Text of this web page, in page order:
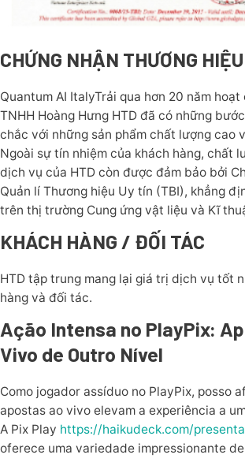
CHỨNG NHẬN THƯƠNG HIỆU
Quantum AI ItalyTrải qua hơn 20 năm
TNHH Hoàng Hưng HTD đã có những
chắc với những sản phẩm chất lượng cao
Ngoài sự tín nhiệm của khách hàng, chất
dịch vụ của HTD còn được đảm bảo bởi
Quản lí Thương hiệu Uy tín (TBI), khẳng
trên thị trường Cung ứng vật liệu và Kĩ
KHÁCH HÀNG / ĐỐI TÁC
HTD tập trung mang lại giá trị dịch vụ tốt
hàng và đối tác.
Ação Intensa no PlayPix:
Vivo de Outro Nível
Como jogador assíduo no PlayPix, posso
apostas ao vivo elevam a experiência a
A Pix Play https://haikudeck.com/
oferece uma variedade impressionante